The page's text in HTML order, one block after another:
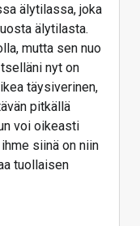
älytilassa, joka
älytilasta.
mutta sen nuo
nyt on
täysiverinen,
pitkällä
voi oikeasti
siinä on niin
tuollaisen